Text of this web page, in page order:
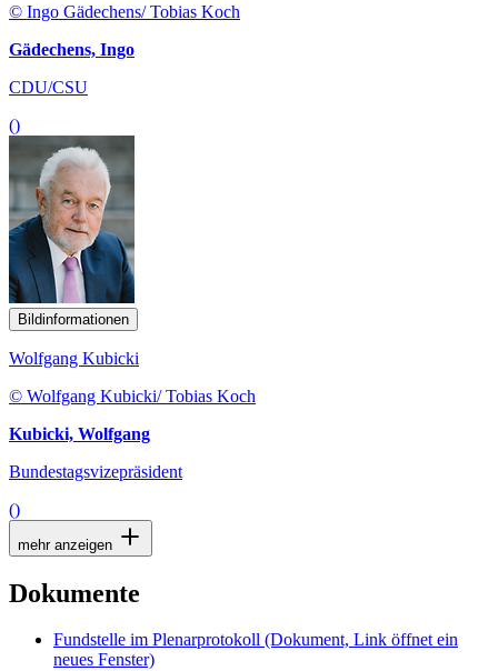
© Ingo Gädechens/ Tobias Koch
Gädechens, Ingo
CDU/CSU
()
Bildinformationen
Wolfgang Kubicki
© Wolfgang Kubicki/ Tobias Koch
Kubicki, Wolfgang
Bundestagsvizepräsident
()
mehr anzeigen
Dokumente
Fundstelle im Plenarprotokoll (Dokument, Link öffnet ein
neues Fenster)